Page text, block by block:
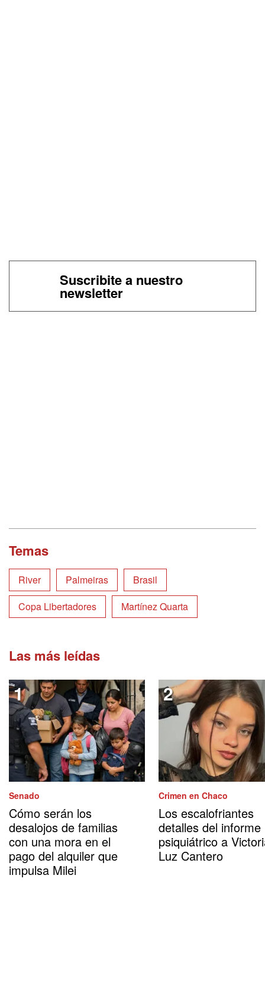
Suscribite a nuestro
newsletter
Temas
River Palmeiras
Brasil
Copa Libertadores
Martínez Quarta
Las más leídas
Senado
Cómo serán los
desalojos de familias
con una mora en el
pago del alquiler que
impulsa Milei
Crimen en Chaco
Los escalofriantes
detalles del informe
psiquiátrico a
Luz Cantero